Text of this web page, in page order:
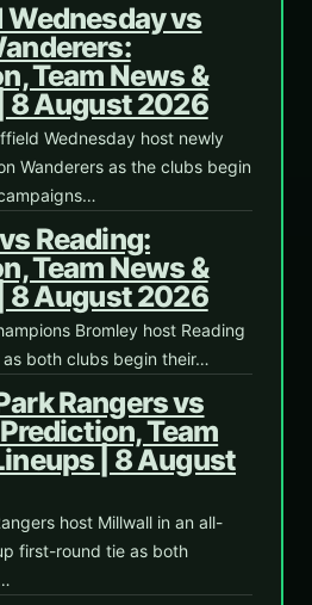
Wednesday vs
Team News &
8 August 2026
Wednesday host newly
Wanderers as the clubs begin
Reading:
Team News &
8 August 2026
Bromley host Reading
as both clubs begin their…
Rangers vs
Team
| 8 August
host Millwall in an all-
first-round tie as both